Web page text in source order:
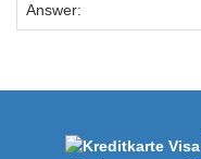
Answer: